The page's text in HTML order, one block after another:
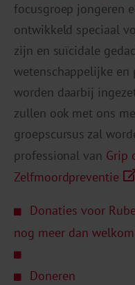
focusgroep jongeren
ontwikkeld speciaal
zijn en suïcidale
wetenschappelijke
worden daarbij
zullen ook met ons
groepscursus zal
professional van Grip
Zelfmoordpreventie
Donaties voor
nog meer dan
Doneren